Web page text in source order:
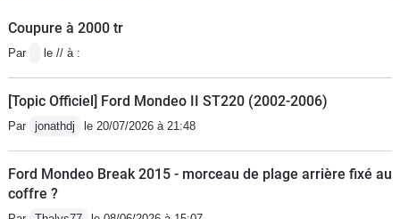
Coupure à 2000 tr
Par le // à :
[Topic Officiel] Ford Mondeo II ST220 (2002-2006)
Par jonathdj le 20/07/2026 à 21:48
Ford Mondeo Break 2015 - morceau de plage arrière fixé au
coffre ?